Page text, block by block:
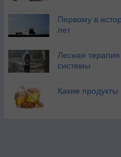
Первому в
лет
Лесная
системы
Какие